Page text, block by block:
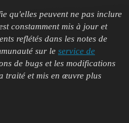
qu'elles peuvent ne pas inclure
constamment mis à jour et
reflétés dans les notes de
sur le service de
de bugs et les modifications
traité et mis en œuvre plus